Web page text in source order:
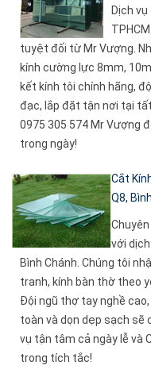
Dịch
tuyệt đối từ Mr Vượng.
kính cường lực 8mm,
kết kính tôi chính hãng,
đạc, lắp đặt tận nơi tại tất
0975 305 574 Mr Vượng
trong ngày!
Cắt
Q8,
với
Bình Chánh. Chúng tôi
tranh, kính bàn thờ theo
Đội ngũ thợ tay nghề
toàn và dọn dẹp sạch sẽ
vụ tận tâm cả ngày lễ và
trong tích tắc!